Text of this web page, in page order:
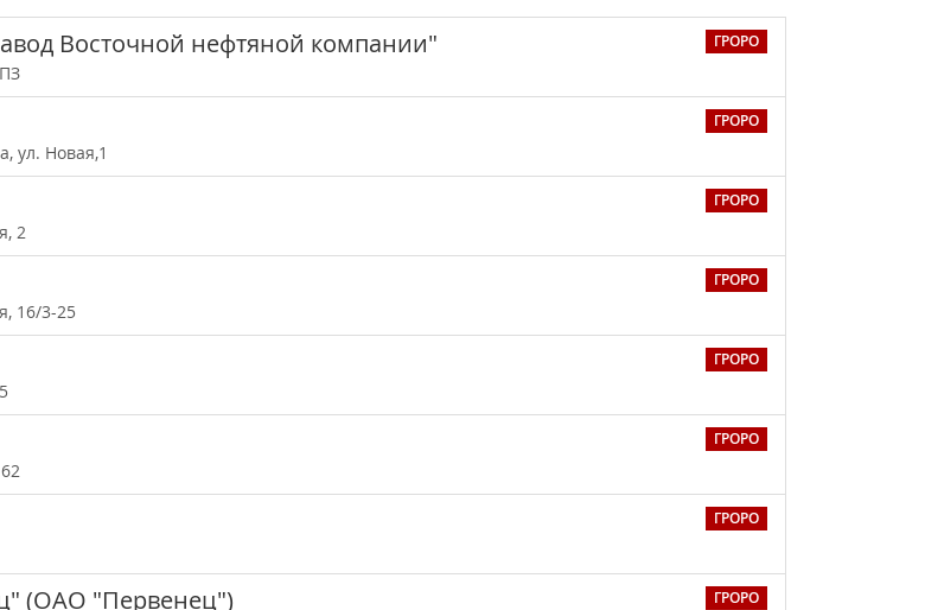
ГРОРО
Восточной нефтяной компании"
ГРОРО
ул. Новая,1
ГРОРО
2
ГРОРО
16/3-25
ГРОРО
ГРОРО
ГРОРО
ГРОРО
(ОАО "Первенец")